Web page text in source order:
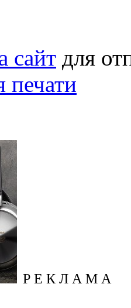
сайт для
печати
Р Е К Л А М А